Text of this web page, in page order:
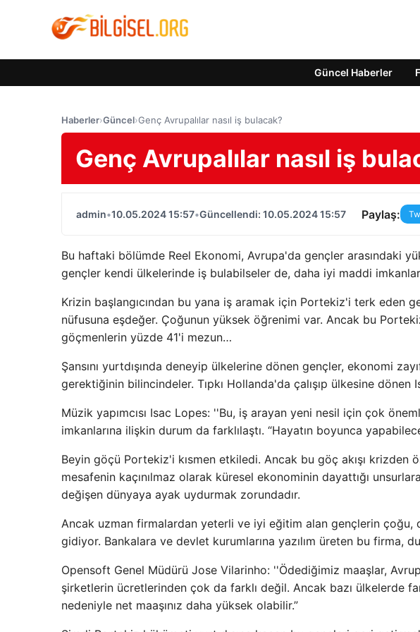
Güncel Haberler
Haberler›Güncel›Genç Avrupalılar nasıl iş bulacak?
Genç Avrupalılar nasıl iş
admin•10.05.2024 15:57•Güncellendi: 10.05.2024 15:57 Paylaş:
Bu haftaki bölümde Reel Ekonomi, Avrupa'da gençler arasındaki
gençler kendi ülkelerinde iş bulabilseler de, daha iyi maddi
Krizin başlangıcından bu yana iş aramak için Portekiz'i terk eden
nüfusuna eşdeğer. Çoğunun yüksek öğrenimi var. Ancak bu
göçmenlerin yüzde 41'i mezun…
Şansını yurtdışında deneyip ülkelerine dönen gençler, ekonomi
gerektiğinin bilincindeler. Tıpkı Hollanda'da çalışıp ülkesine dönen
Müzik yapımcısı Isac Lopes: ''Bu, iş arayan yeni nesil için çok
imkanlarına ilişkin durum da farklılaştı. “Hayatın boyunca
Beyin göçü Portekiz'i kısmen etkiledi. Ancak bu göç akışı krizden
mesafenin kaçınılmaz olarak küresel ekonominin dayattığı
değişen dünyaya ayak uydurmak zorundadır.
Ancak uzman firmalardan yeterli ve iyi eğitim alan gençlerin çoğu,
gidiyor. Bankalara ve devlet kurumlarına yazılım üreten bu firma,
Opensoft Genel Müdürü Jose Vilarinho: ''Ödediğimiz maaşlar,
şirketlerin ücretlerinden çok da farklı değil. Ancak bazı ülkelerde
nedeniyle net maaşınız daha yüksek olabilir.”